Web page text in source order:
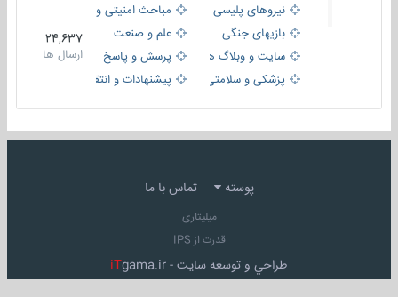
نیروهای پلیسی
مباحث امنیتی و اطلاعاتی
بازیهای جنگی
علم و صنعت
سایت و وبلاگ ها
پرسش و پاسخ
پزشکی و سلامتی
پیشنهادات و انتقادات
24,637
ارسال ها
پوسته تماس با ما
میلیتاری
قدرت از IPS
طراحي و توسعه سايت - iTgama.ir